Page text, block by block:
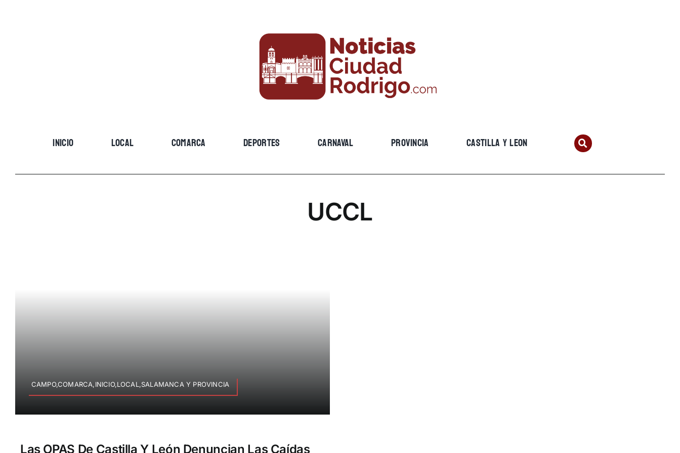
INICIO LOCAL COMARCA DEPORTES CARNAVAL PROVINCIA CASTILLA Y LEON
UCCL
CAMPO,COMARCA,INICIO,LOCAL,SALAMANCA Y PROVINCIA
Las OPAS De Castilla Y León Denuncian Las Caídas